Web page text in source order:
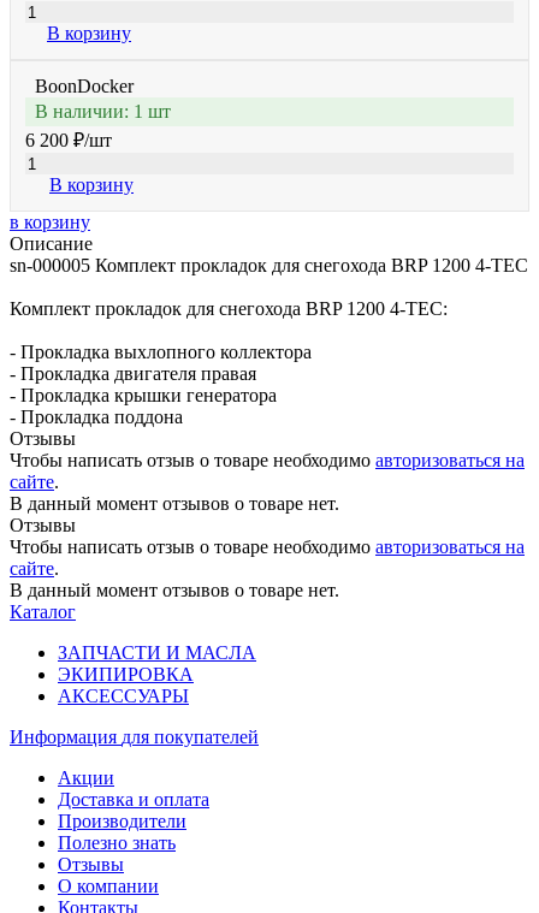
В корзину
BoonDocker
В наличии: 1 шт
6 200 ₽/шт
В корзину
в корзину
Описание
sn-000005 Комплект прокладок для снегохода BRP 1200 4-TEC
Комплект прокладок для снегохода BRP 1200 4-TEC:
- Прокладка выхлопного коллектора
- Прокладка двигателя правая
- Прокладка крышки генератора
- Прокладка поддона
Отзывы
Чтобы написать отзыв о товаре необходимо авторизоваться на
сайте.
В данный момент отзывов о товаре нет.
Отзывы
Чтобы написать отзыв о товаре необходимо авторизоваться на
сайте.
В данный момент отзывов о товаре нет.
Каталог
ЗАПЧАСТИ И МАСЛА
ЭКИПИРОВКА
АКСЕССУАРЫ
Информация для покупателей
Акции
Доставка и оплата
Производители
Полезно знать
Отзывы
О компании
Контакты